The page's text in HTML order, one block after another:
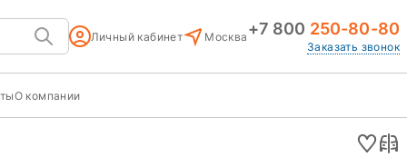
Личный кабинет Москва +7 800 250-80-80
Заказать звонок
О компании